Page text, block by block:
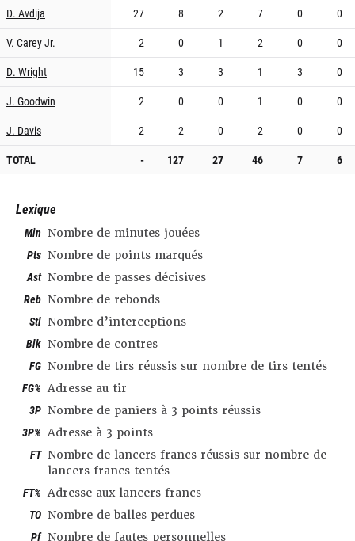
D. Avdija
27 8 2 7 0
0
V. Carey Jr.
2 0 1 2 0
0
D. Wright
15 3 3 1 3
0
J. Goodwin
2 0 0 1 0
0
J. Davis
2 2 0 2 0
0
TOTAL
- 127 27 46 7 6
Lexique
Min Nombre de minutes jouées
Pts Nombre de points marqués
Ast Nombre de passes décisives
Reb Nombre de rebonds
Stl Nombre d’interceptions
Blk Nombre de contres
FG Nombre de tirs réussis sur nombre de tirs tentés
FG% Adresse au tir
3P Nombre de paniers à 3 points réussis
3P% Adresse à 3 points
FT Nombre de lancers francs réussis sur nombre de
lancers francs tentés
FT% Adresse aux lancers francs
TO Nombre de balles perdues
Pf Nombre de fautes personnelles